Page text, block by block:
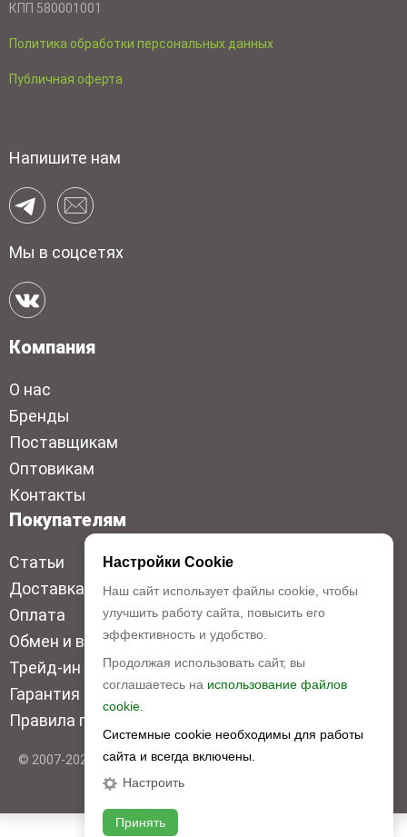
КПП 580001001
Политика обработки персональных данных
Публичная оферта
Напишите нам
Мы в соцсетях
Компания
О нас
Бренды
Поставщикам
Оптовикам
Контакты
Покупателям
Статьи
Доставка
Оплата
Обмен и возврат
Трейд-ин
Гарантия низкой цены
Правила продажи
© 2007-2026 Top Disc. Все права защищены
Настройки Cookie
Наш сайт использует файлы cookie, чтобы
улучшить работу сайта, повысить его
эффективность и удобство.
Продолжая использовать сайт, вы
соглашаетесь на использование файлов
cookie.
Системные cookie необходимы для работы
сайта и всегда включены.
Настроить
Принять